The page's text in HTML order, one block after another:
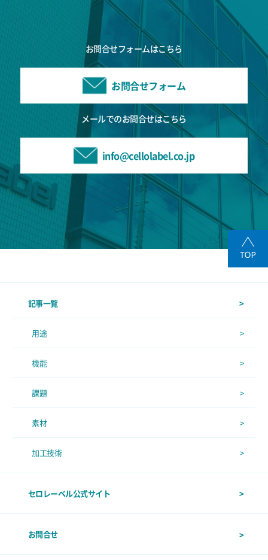
お問合せフォームはこちら
お問合せフォーム
メールでのお問合せはこちら
info@cellolabel.co.jp
記事一覧
用途
機能
課題
素材
加工技術
セロレーベル公式サイト
お問合せ